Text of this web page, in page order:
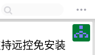
远控免安装